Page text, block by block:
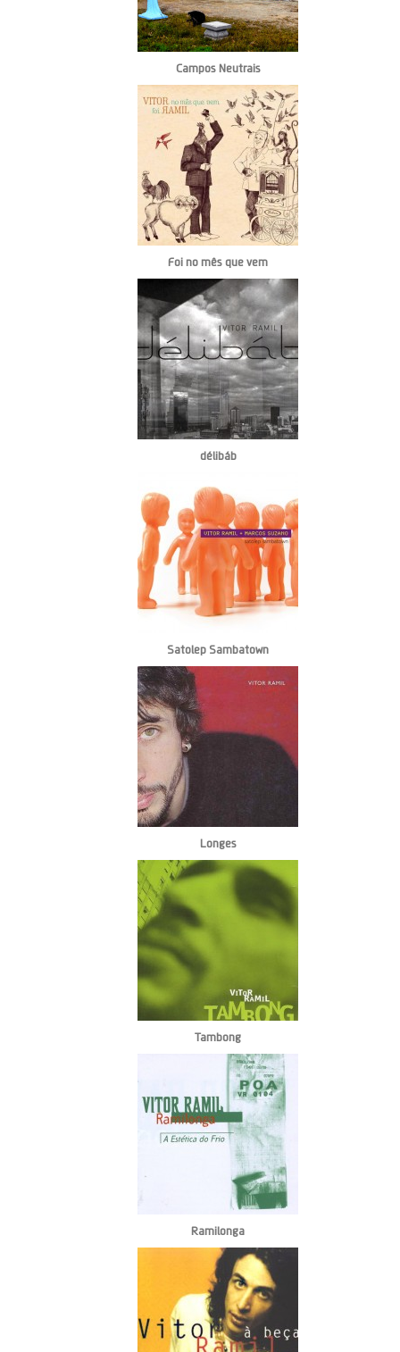
Campos Neutrais
Foi no mês que vem
délibáb
Satolep Sambatown
Longes
Tambong
Ramilonga